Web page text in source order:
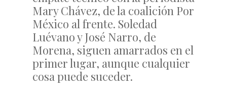
Mary Chávez, de la coalición Por
México al frente. Soledad
Luévano y José Narro, de
Morena, siguen amarrados en el
primer lugar, aunque cualquier
cosa puede suceder.